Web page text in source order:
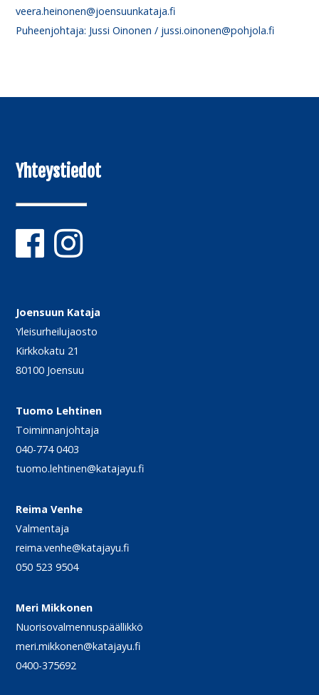
veera.heinonen@joensuunkataja.fi
Puheenjohtaja: Jussi Oinonen / jussi.oinonen@pohjola.fi
Yhteystiedot
Joensuun Kataja
Yleisurheilujaosto
Kirkkokatu 21
80100 Joensuu
Tuomo Lehtinen
Toiminnanjohtaja
040-774 0403
tuomo.lehtinen@katajayu.fi
Reima Venhe
Valmentaja
reima.venhe@katajayu.fi
050 523 9504
Meri Mikkonen
Nuorisovalmennuspäällikkö
meri.mikkonen@katajayu.fi
0400-375692